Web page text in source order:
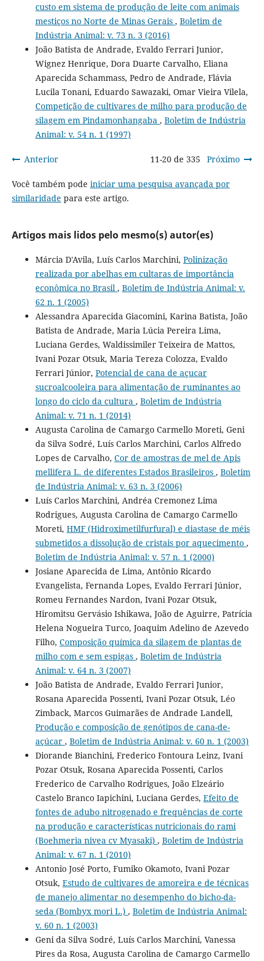
custo em sistema de produção de leite com animais
mestiços no Norte de Minas Gerais , Boletim de
Indústria Animal: v. 73 n. 3 (2016)
João Batista de Andrade, Evaldo Ferrari Junior,
Wignez Henrique, Dora Duarte Carvalho, Eliana
Aparecida Schammass, Pedro de Andrade, Flávia
Lucila Tonani, Eduardo Sawazaki, Omar Vieira Vilela,
Competição de cultivares de milho para produção de
silagem em Pindamonhangaba , Boletim de Indústria
Animal: v. 54 n. 1 (1997)
Anterior 11-20 de 335 Próximo
Você também pode iniciar uma pesquisa avançada por
similaridade para este artigo.
Artigos mais lidos pelo mesmo(s) autor(es)
Márcia D'Avila, Luís Carlos Marchini, Polinização
realizada por abelhas em cultaras de importância
econômica no Brasil , Boletim de Indústria Animal: v.
62 n. 1 (2005)
Alessandra Aparecida Giacomini, Karina Batista, João
Batista de Andrade, Maria Lúcia Pereira Lima,
Luciana Gerdes, Waldissimiler Teixeira de Mattos,
Ivani Pozar Otsuk, Maria Tereza Colozza, Evaldo
Ferrari Júnior, Potencial de cana de açucar
sucroalcooleira para alimentação de ruminantes ao
longo do ciclo da cultura , Boletim de Indústria
Animal: v. 71 n. 1 (2014)
Augusta Carolina de Camargo Carmello Moreti, Geni
da Silva Sodré, Luís Carlos Marchini, Carlos Alfredo
Lopes de Carvalho, Cor de amostras de mel de Apis
mellifera L. de diferentes Estados Brasileiros , Boletim
de Indústria Animal: v. 63 n. 3 (2006)
Luís Carlos Marchini, Andréa Cremonez Lima
Rodrigues, Augusta Carolina de Camargo Carmello
Moreti, HMF (Hidroximetilfurfural) e diastase de méis
submetidos a dissolução de cristais por aquecimento ,
Boletim de Indústria Animal: v. 57 n. 1 (2000)
Josiane Aparecida de Lima, Antônio Ricardo
Evangelista, Fernanda Lopes, Evaldo Ferrari Júnior,
Romeu Fernandes Nardon, Ivani Pozar Otsuk,
Hiromitsu Gervásio Ishikawa, João de Aguirre, Patrícia
Helena Nogueira Turco, Joaquim Adelino de Azevedo
Filho, Composição química da silagem de plantas de
milho com e sem espigas , Boletim de Indústria
Animal: v. 64 n. 3 (2007)
João Batista de Andrade, Evaldo Ferrari Junior,
Rosana Aparecida Possenti, Ivani Pozar Otsuk, Léo
Zimback, Marcos Guimarães de Andrade Landell,
Produção e composição de genótipos de cana-de-
açúcar , Boletim de Indústria Animal: v. 60 n. 1 (2003)
Diorande Bianchini, Frederico Fontoura Leinz, Ivani
Pozar Otsuk, Rosana Aparecida Possenti, Carlos
Frederico de Carvalho Rodrigues, João Elzeário
Castelo Branco Iapichini, Luciana Gerdes, Efeito de
fontes de adubo nitrogenado e frequências de corte
na produção e características nutricionais do rami
(Boehmeria nivea cv Myasaki) , Boletim de Indústria
Animal: v. 67 n. 1 (2010)
Antonio José Porto, Fumiko Okamoto, Ivani Pozar
Otsuk, Estudo de cultivares de amoreira e de técnicas
de manejo alimentar no desempenho do bicho-da-
seda (Bombyx mori L.) , Boletim de Indústria Animal:
v. 60 n. 1 (2003)
Geni da Silva Sodré, Luís Carlos Marchini, Vanessa
Pires da Rosa, Augusta Carolina de Camargo Carmello